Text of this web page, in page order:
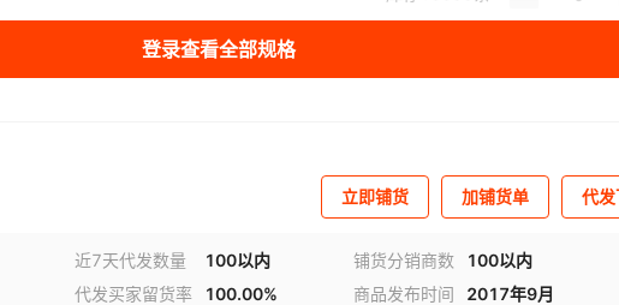
登录查看全部规格
立即铺货 加铺货单 代
近7天代发数量 100以内 铺货分销商数
100以内
代发买家留货率 100.00% 商品发布时间 2017年9月